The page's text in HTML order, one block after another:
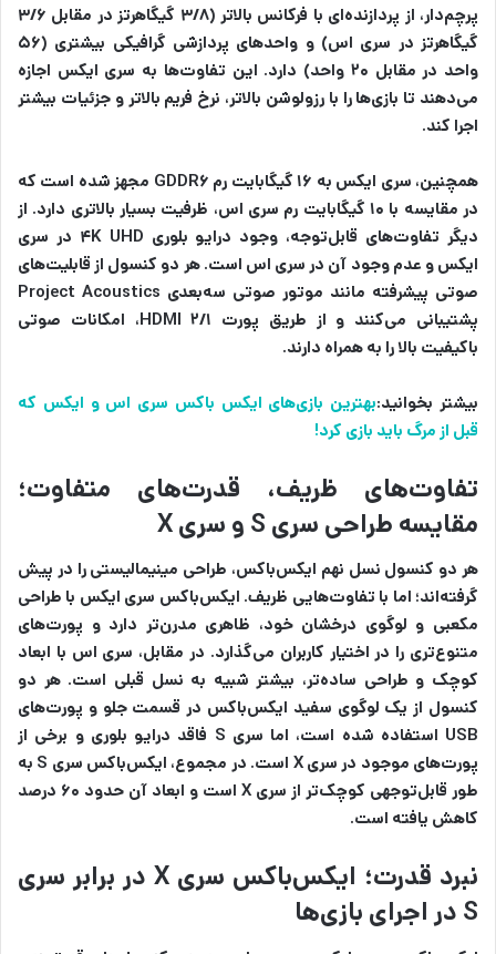
پرچم‌دار، از پردازنده‌ای با فرکانس بالاتر (۳/۸ گیگاهرتز در مقابل ۳/۶
گیگاهرتز در سری اس) و واحدهای پردازشی گرافیکی بیشتری (۵۶
واحد در مقابل ۲۰ واحد) دارد. این تفاوت‌ها به سری ایکس اجازه
می‌دهند تا بازی‌ها را با رزولوشن بالاتر، نرخ فریم بالاتر و جزئیات بیشتر
اجرا کند.
همچنین، سری ایکس به ۱۶ گیگابایت رم GDDR۶ مجهز شده است که
در مقایسه با ۱۰ گیگابایت رم سری اس، ظرفیت بسیار بالاتری دارد. از
دیگر تفاوت‌های قابل‌توجه، وجود درایو بلوری ۴K UHD در سری
ایکس و عدم وجود آن در سری اس است. هر دو کنسول از قابلیت‌های
صوتی پیشرفته مانند موتور صوتی سه‌بعدی Project Acoustics
پشتیبانی می‌کنند و از طریق پورت HDMI ۲/۱، امکانات صوتی
باکیفیت بالا را به همراه دارند.
بیشتر بخوانید:بهترین بازی‌های ایکس باکس سری اس و ایکس که
قبل از مرگ باید بازی کرد!
تفاوت‌های ظریف، قدرت‌های متفاوت؛
مقایسه طراحی سری S و سری X
هر دو کنسول نسل نهم ایکس‌باکس، طراحی مینیمالیستی را در پیش
گرفته‌اند؛ اما با تفاوت‌هایی ظریف. ایکس‌باکس سری ایکس با طراحی
مکعبی و لوگوی درخشان خود، ظاهری مدرن‌تر دارد و پورت‌های
متنوع‌تری را در اختیار کاربران می‌گذارد. در مقابل، سری اس با ابعاد
کوچک و طراحی ساده‌تر، بیشتر شبیه به نسل قبلی است. هر دو
کنسول از یک لوگوی سفید ایکس‌باکس در قسمت جلو و پورت‌های
USB استفاده شده است، اما سری S فاقد درایو بلوری و برخی از
پورت‌های موجود در سری X است. در مجموع، ایکس‌باکس سری S به
طور قابل‌توجهی کوچک‌تر از سری X است و ابعاد آن حدود ۶۰ درصد
کاهش یافته است.
نبرد قدرت؛ ایکس‌باکس سری X در برابر سری
S در اجرای بازی‌ها